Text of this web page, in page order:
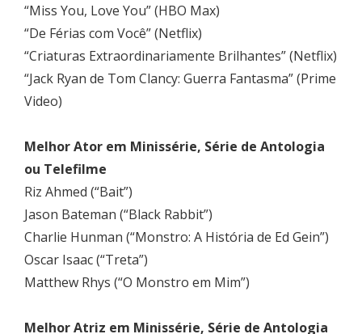
“Miss You, Love You” (HBO Max)
“De Férias com Você” (Netflix)
“Criaturas Extraordinariamente Brilhantes” (Netflix)
“Jack Ryan de Tom Clancy: Guerra Fantasma” (Prime
Video)
Melhor Ator em Minissérie, Série de Antologia
ou Telefilme
Riz Ahmed (“Bait”)
Jason Bateman (“Black Rabbit”)
Charlie Hunman (“Monstro: A História de Ed Gein”)
Oscar Isaac (“Treta”)
Matthew Rhys (“O Monstro em Mim”)
Melhor Atriz em Minissérie, Série de Antologia